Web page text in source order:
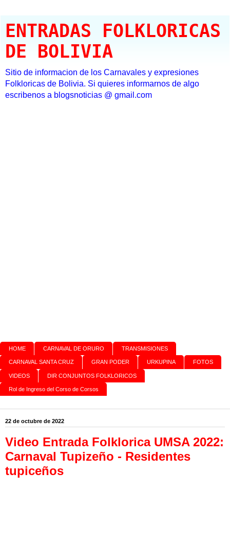
ENTRADAS FOLKLORICAS
DE BOLIVIA
Sitio de informacion de los Carnavales y expresiones
Folkloricas de Bolivia. Si quieres informarnos de algo
escribenos a blogsnoticias @ gmail.com
HOME CARNAVAL DE ORURO TRANSMISIONES
CARNAVAL SANTA CRUZ GRAN PODER URKUPINA FOTOS
VIDEOS DIR CONJUNTOS FOLKLORICOS
Rol de Ingreso del Corso de Corsos
22 de octubre de 2022
Video Entrada Folklorica UMSA 2022:
Carnaval Tupizeño - Residentes
tupiceños